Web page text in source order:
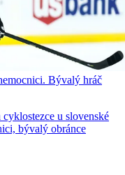
Bývalý hráč
u slovenské
bývalý obránce